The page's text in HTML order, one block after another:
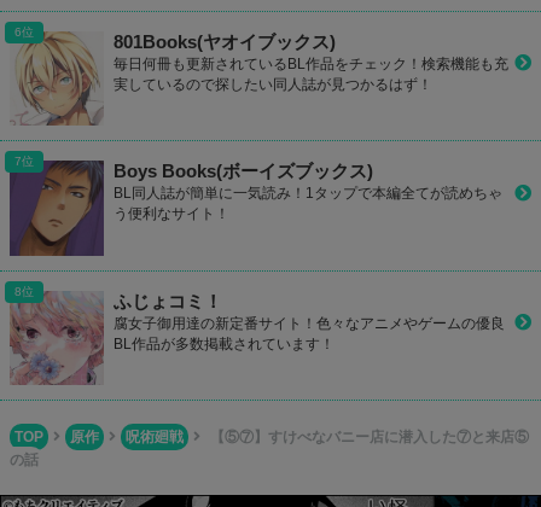
801Books(ヤオイブックス)
毎日何冊も更新されているBL作品をチェック！検索機能も充
実しているので探したい同人誌が見つかるはず！
Boys Books(ボーイズブックス)
BL同人誌が簡単に一気読み！1タップで本編全てが読めちゃ
う便利なサイト！
ふじょコミ！
腐女子御用達の新定番サイト！色々なアニメやゲームの優良
BL作品が多数掲載されています！
TOP 原作 呪術廻戦
【⑤⑦】すけべなバニー店に潜入した⑦と来店⑤
の話